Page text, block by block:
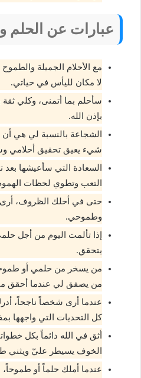
عبارات عن الحلم
مع الأحلام الجميلة
لا مكان لليأس في حياتي.
سأحلم بما أتمنى، وكلي
بإذن الله.
الشجاعة بالنسبة لي هي أن
شيء يعيق تحقيق أحلامي
السعادة التي سأعيشها
التعب وتطوي لحظات
حتى في أحلك الظروف، أرى
وطموحي.
إذا تألمت اليوم من أجل
يتحقق.
من يسخر من حلمي أو
من يصفق لي عندما أحقق
عندما أرى شخصاً ناجحاً،
كل التحديات التي واجهها
أثق في الله دائماً بكل
الخوف يسيطر عليّ ويثني
عندما أملك حلماً أو